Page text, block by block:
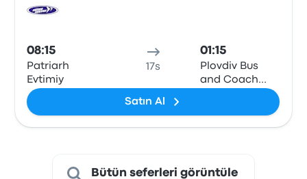
08:15
Patriarh
Evtimiy
17s
01:15
Plovdiv Bus
and Coach
Satın Al
Bütün seferleri görüntüle